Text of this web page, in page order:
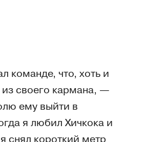
команде, что, хоть и
из своего кармана, —
ему выйти в
я любил Хичкока и